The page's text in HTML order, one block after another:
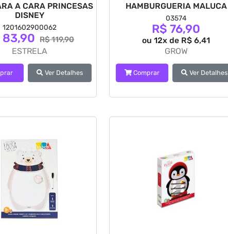
A CARA PRINCESAS
DISNEY
1201602900062
83,90 R$ 119,90
ESTRELA
Ver Detalhes
HAMBURGUERIA MALUCA
03574
R$ 76,90
ou 12x de R$ 6,41
GROW
Comprar Ver Detalhes